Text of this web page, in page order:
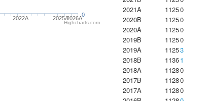
2022A 2025A2026A
0
Highcharts.com
2021A
11250
2020B
11250
2020A
11250
2019B
11250
2019A
11253
2018B
11361
2018A
11280
2017B
11280
2017A
11280